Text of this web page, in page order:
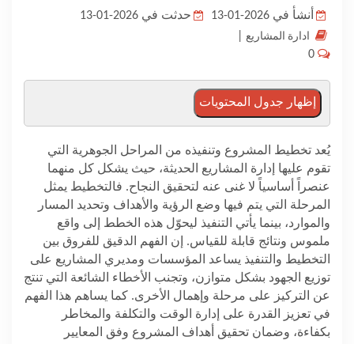
أنشأ في 2026-01-13 حدثت في 2026-01-13
ادارة المشاريع
إظهار جدول المحتويات
يُعد تخطيط المشروع وتنفيذه من المراحل الجوهرية التي
تقوم عليها إدارة المشاريع الحديثة، حيث يشكل كل منهما
عنصراً أساسياً لا غنى عنه لتحقيق النجاح. فالتخطيط يمثل
المرحلة التي يتم فيها وضع الرؤية والأهداف وتحديد المسار
والموارد، بينما يأتي التنفيذ ليحوّل هذه الخطط إلى واقع
ملموس ونتائج قابلة للقياس. إن الفهم الدقيق للفروق بين
التخطيط والتنفيذ يساعد المؤسسات ومديري المشاريع على
توزيع الجهود بشكل متوازن، وتجنب الأخطاء الشائعة التي تنتج
عن التركيز على مرحلة وإهمال الأخرى. كما يساهم هذا الفهم
في تعزيز القدرة على إدارة الوقت والتكلفة والمخاطر
بكفاءة، وضمان تحقيق أهداف المشروع وفق المعايير